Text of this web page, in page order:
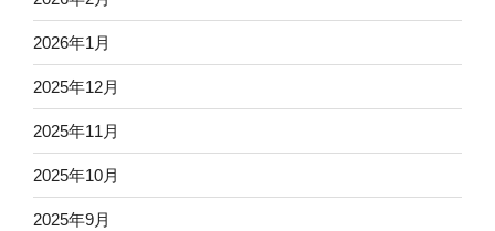
2026年1月
2025年12月
2025年11月
2025年10月
2025年9月